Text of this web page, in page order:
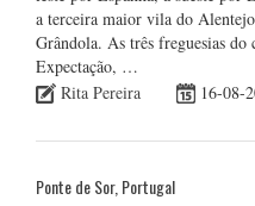
a terceira maior vila do
Grândola. As três freguesias do
Expectação, …
Rita Pereira
16-08-
Ponte de Sor, Portugal